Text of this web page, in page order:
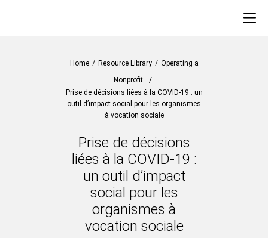
Home / Resource Library / Operating a
Nonprofit
/
Prise de décisions liées à la COVID-19 : un
outil d’impact social pour les organismes
à vocation sociale
Prise de décisions
liées à la COVID-19 :
un outil d’impact
social pour les
organismes à
vocation sociale